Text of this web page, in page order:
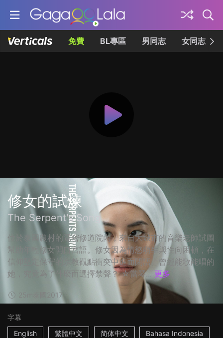
免費 BL專區 男同志 女同志
修女的試煉
The Serpent's Song
位於泰國農村的隱密修道院內，來自大城市的音樂老師試圖
幫助年輕修女開口言語。修女因為情慾萌生與性向困頓，在
信仰堅定保守的宗教觀點衝突中進而閉語。曾經能歌能唱的
她，究竟為了什麼而選擇禁聲？ ☆當琴... 更多
2017
字幕
English
繁體中文 简体中文 Bahasa Indonesia